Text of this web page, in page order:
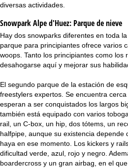
diversas actividades.
Snowpark Alpe d'Huez: Parque de nieve
Hay dos snowparks diferentes en toda
parque para principiantes ofrece varios
woops. Tanto los principiantes como los
desahogarse aquí y mejorar sus
El segundo parque de la estación de
freestylers expertos. Se encuentra
esperan a ser conquistados los largos
también está equipado con varios
rail, un C-box, un hip, dos tótems, un
halfpipe, aunque su existencia depende
haya en ese momento. Los kickers y
dificultad verde, azul, rojo y negro.
boardercross y un gran airbag, en el